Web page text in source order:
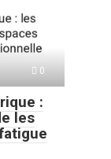
0
:
les